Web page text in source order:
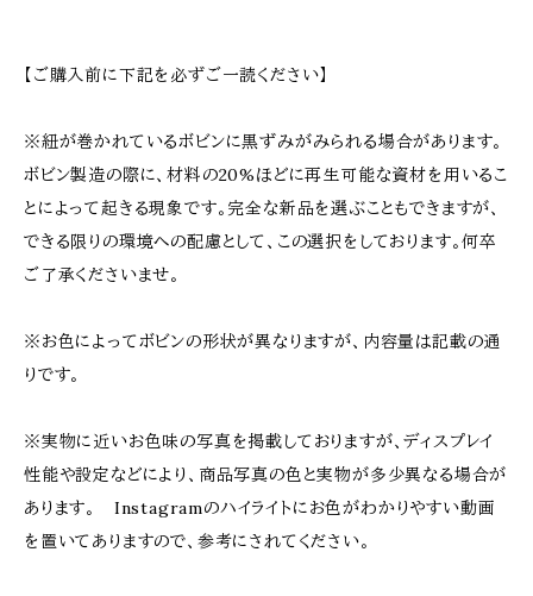
【ご購入前に下記を必ずご一読ください】
※紐が巻かれているボビンに黒ずみがみられる場合があります。
ボビン製造の際に、材料の20%ほどに再生可能な資材を用いるこ
とによって起きる現象です。完全な新品を選ぶこともできますが、
できる限りの環境への配慮として、この選択をしております。何卒
ご了承くださいませ。
※お色によってボビンの形状が異なりますが、内容量は記載の通
りです。
※実物に近いお色味の写真を掲載しておりますが、ディスプレイ
性能や設定などにより、商品写真の色と実物が多少異なる場合が
あります。 Instagramのハイライトにお色がわかりやすい動画
を置いてありますので、参考にされてください。